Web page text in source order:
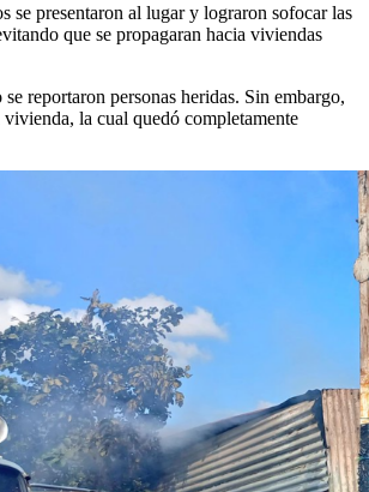
se presentaron al lugar y lograron sofocar las
que se propagaran hacia viviendas
reportaron personas heridas. Sin embargo,
la cual quedó completamente